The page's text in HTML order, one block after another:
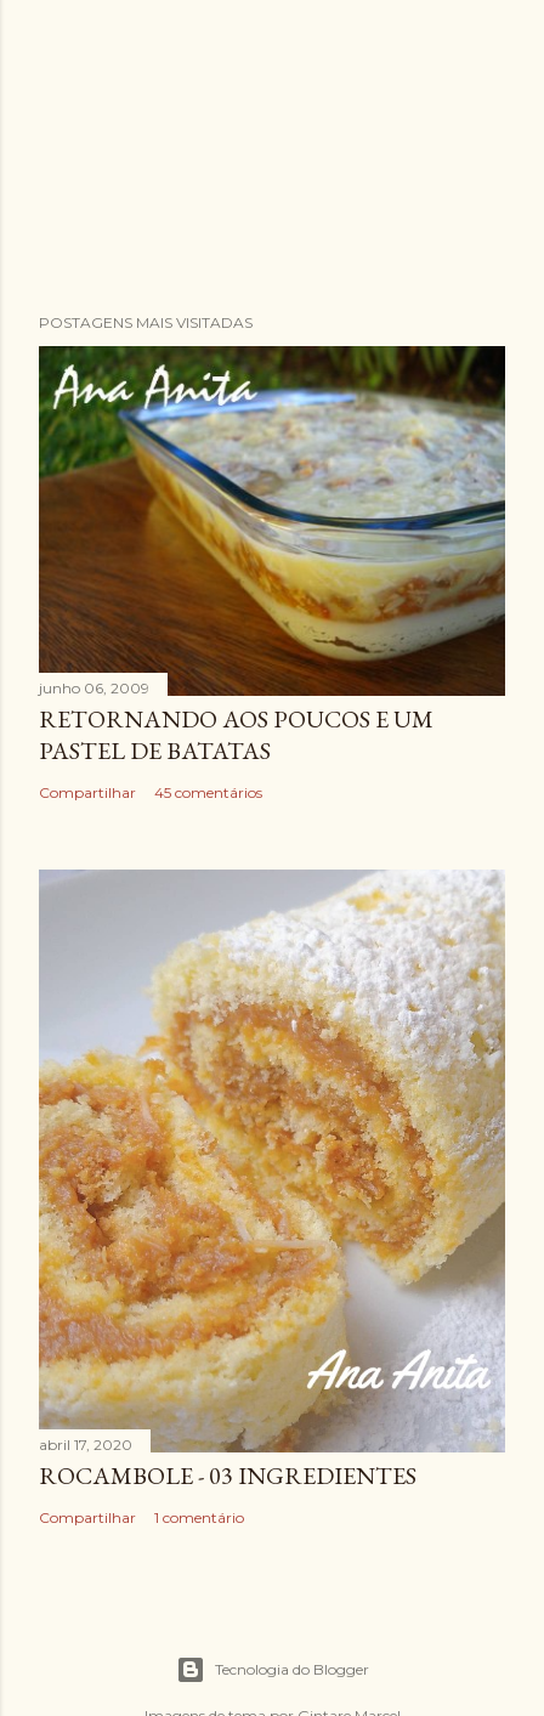
POSTAGENS MAIS VISITADAS
junho 06, 2009
RETORNANDO AOS POUCOS E UM
PASTEL DE BATATAS
Compartilhar 45 comentários
abril 17, 2020
ROCAMBOLE - 03 INGREDIENTES
Compartilhar 1 comentário
Tecnologia do Blogger